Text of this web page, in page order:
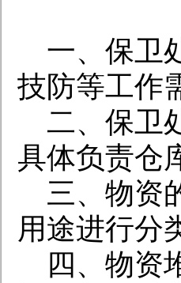
一、保卫
技防等工作
二、保卫
具体负责仓
三、物资
用途进行分
四、物资